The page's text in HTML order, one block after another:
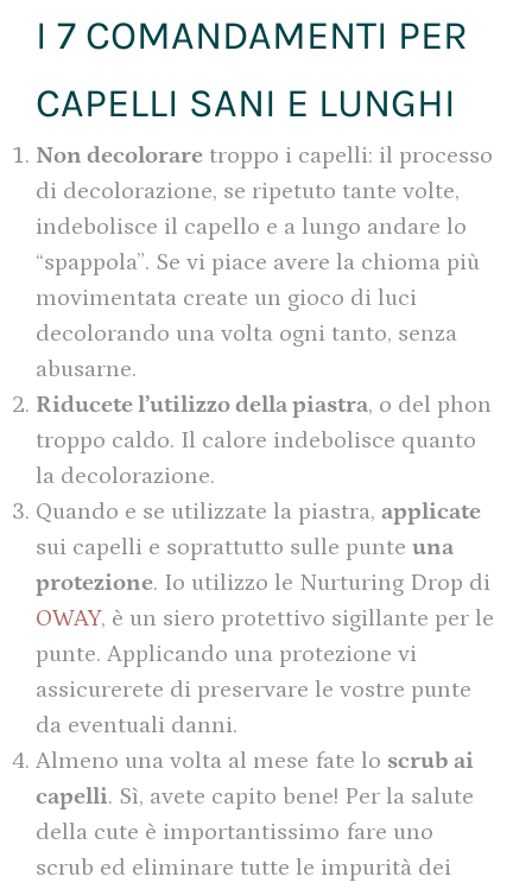
I 7 COMANDAMENTI PER
CAPELLI SANI E LUNGHI
Non decolorare troppo i capelli: il processo
di decolorazione, se ripetuto tante volte,
indebolisce il capello e a lungo andare lo
“spappola”. Se vi piace avere la chioma più
movimentata create un gioco di luci
decolorando una volta ogni tanto, senza
abusarne.
Riducete l’utilizzo della piastra, o del phon
troppo caldo. Il calore indebolisce quanto
la decolorazione.
Quando e se utilizzate la piastra, applicate
sui capelli e soprattutto sulle punte una
protezione. Io utilizzo le Nurturing Drop di
OWAY, è un siero protettivo sigillante per le
punte. Applicando una protezione vi
assicurerete di preservare le vostre punte
da eventuali danni.
Almeno una volta al mese fate lo scrub ai
capelli. Sì, avete capito bene! Per la salute
della cute è importantissimo fare uno
scrub ed eliminare tutte le impurità dei